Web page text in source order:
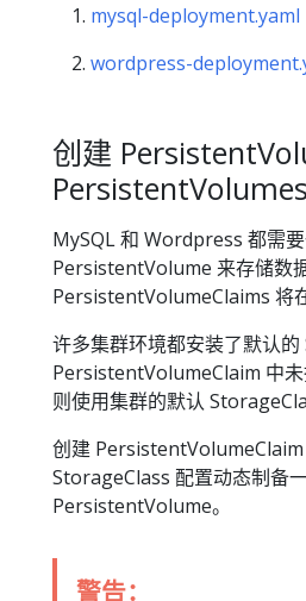
mysql-deployment.yaml
wordpress-
创建
PersistentVolumes
MySQL 和 Wordpress 都需
PersistentVolume 来存储数
PersistentVolumeClaims 将
许多集群环境都安装了默认
PersistentVolumeClaim 中未
则使用集群的默认
创建
StorageClass 配置动态制备
PersistentVolume。
警告：